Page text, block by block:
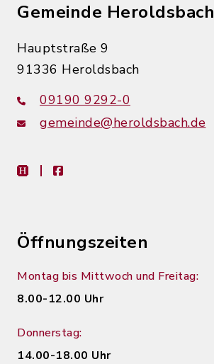
Gemeinde Heroldsbach
Hauptstraße 9
91336 Heroldsbach
09190 9292-0
gemeinde@heroldsbach.de
heimat-infofacebook
Öffnungszeiten
Montag bis Mittwoch und Freitag:
8.00-12.00 Uhr
Donnerstag:
14.00-18.00 Uhr